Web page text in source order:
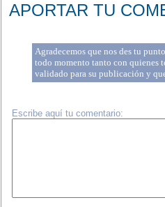
APORTAR TU
Agradecemos que nos des tu
todo momento tanto con quienes
validado para su publicación y
Escribe aquí tu comentario: